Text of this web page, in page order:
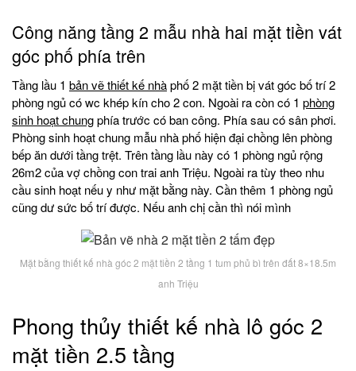
Công năng tầng 2 mẫu nhà hai mặt tiền vát
góc phố phía trên
Tầng lầu 1 bản vẽ thiết kế nhàphố 2 mặt tiền bị vát góc bố trí 2
phòng ngủ có wc khép kín cho 2 con. Ngoài ra còn có 1 phòng
sinh hoạt chungphía trước có ban công. Phía sau có sân phơi.
Phòng sinh hoạt chung mẫu nhà phố hiện đại chồng lên phòng
bếp ăn dưới tầng trệt. Trên tầng lầu này có 1 phòng ngủ rộng
26m2 của vợ chồng con trai anh Triệu. Ngoài ra tùy theo nhu
cầu sinh hoạt nếu y như mặt bằng này. Cần thêm 1 phòng ngủ
cũng dư sức bố trí được. Nếu anh chị cần thì nói mình
Mặt bằng thiết kế nhà góc 2 mặt tiền 2 tầng 1 tum phủ bì trên đất 8×18.5m
anh Triệu
Phong thủy thiết kế nhà lô góc 2
mặt tiền 2.5 tầng